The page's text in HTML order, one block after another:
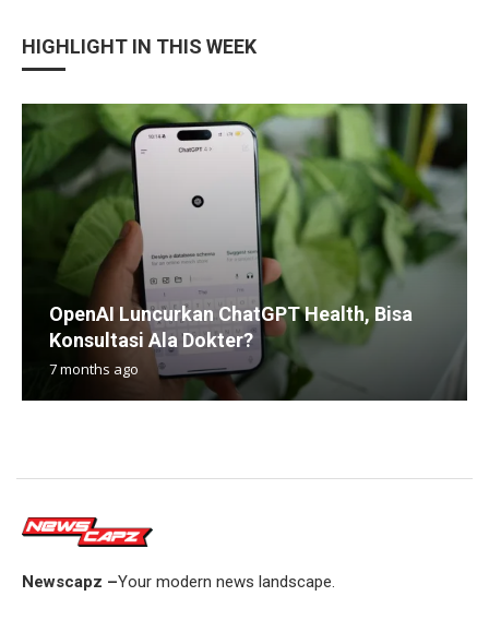
HIGHLIGHT IN THIS WEEK
OpenAI Luncurkan ChatGPT Health, Bisa
Konsultasi Ala Dokter?
7 months ago
Newscapz –Your modern news landscape.